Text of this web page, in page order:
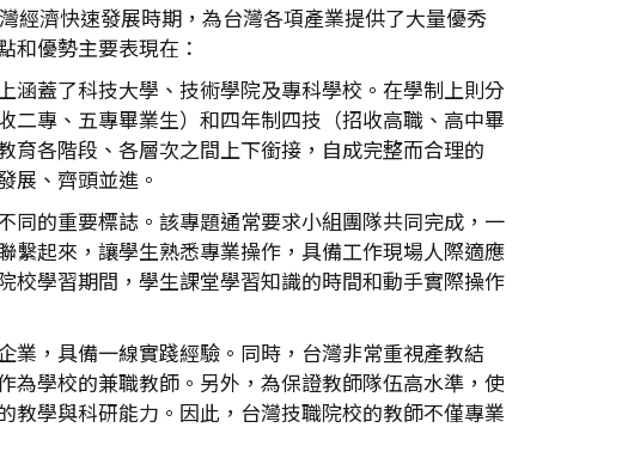
經濟快速發展時期，為台灣各項產業提供了大量優秀
和優勢主要表現在：
蓋了科技大學、技術學院及專科學校。在學制上則分
專、五專畢業生）和四年制四技（招收高職、高中畢
各階段、各層次之間上下銜接，自成完整而合理的
展、齊頭並進。
同的重要標誌。該專題通常要求小組團隊共同完成，一
起來，讓學生熟悉專業操作，具備工作現場人際適應
校學習期間，學生課堂學習知識的時間和動手實際操作
業，具備一線實踐經驗。同時，台灣非常重視產教結
學校的兼職教師。另外，為保證教師隊伍高水準，使
學與科研能力。因此，台灣技職院校的教師不僅專業